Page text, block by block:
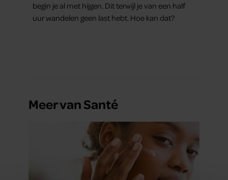
begin je al met hijgen. Dit terwijl je van een half
uur wandelen geen last hebt. Hoe kan dat?
Meer van Santé